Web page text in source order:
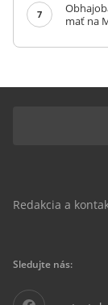
7
mať na
Redakcia a
Sledujte nás: